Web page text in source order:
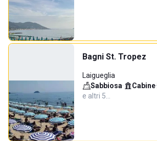
Bagni St. Tropez
Laigueglia
Sabbiosa· Cabine·
e altri 5…